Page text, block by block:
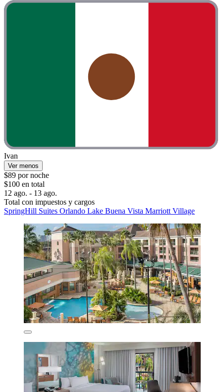
Ivan
Ver menos
$89 por noche
$100 en total
12 ago. - 13 ago.
Total con impuestos y cargos
SpringHill Suites Orlando Lake Buena Vista Marriott Village